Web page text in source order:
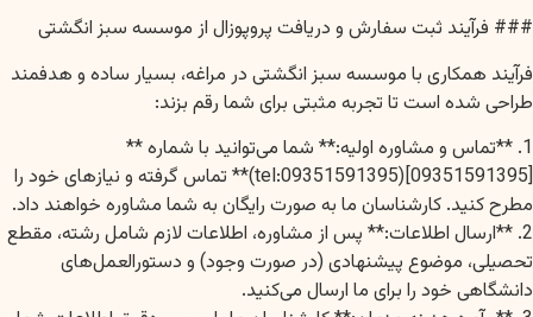
### فرآیند ثبت سفارش و دریافت پروپوزال از موسسه سبز انگشتی
فرآیند همکاری با موسسه سبز انگشتی در مراغه، بسیار ساده و هدفمند
طراحی شده است تا تجربه مثبتی برای شما رقم بزند:
1. **تماس و مشاوره اولیه:** شما می‌توانید با شماره **
[09351591395](tel:09351591395)** تماس گرفته و نیازهای خود را
مطرح کنید. کارشناسان ما به صورت رایگان به شما مشاوره خواهند داد.
2. **ارسال اطلاعات:** پس از مشاوره، اطلاعات لازم شامل رشته، مقطع
تحصیلی، موضوع پیشنهادی (در صورت وجود) و دستورالعمل‌های
دانشگاهی خود را برای ما ارسال می‌کنید.